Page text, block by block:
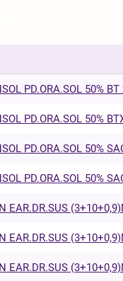
PD.ORA.SOL 50%
PD.ORA.SOL 50%
PD.ORA.SOL 50%
PD.ORA.SOL 50%
EAR.DR.SUS
EAR.DR.SUS
EAR.DR.SUS